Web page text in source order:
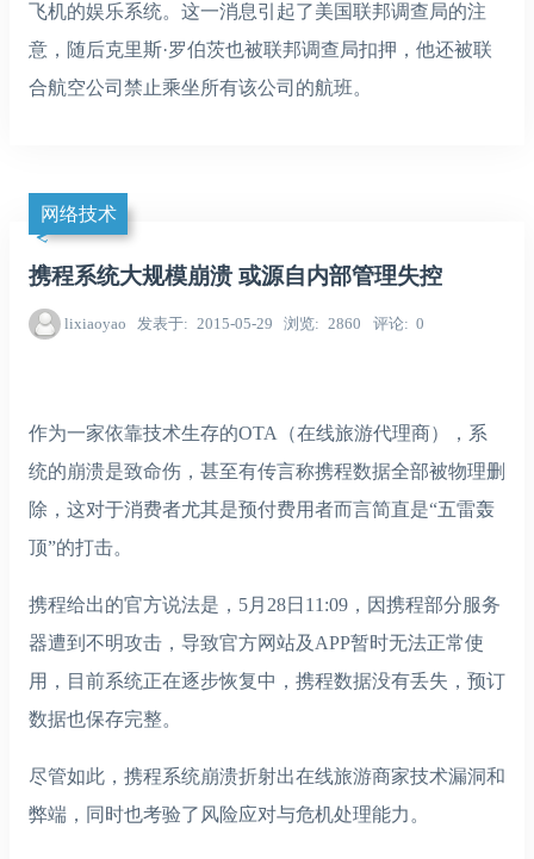
飞机的娱乐系统。这一消息引起了美国联邦调查局的注
意，随后克里斯·罗伯茨也被联邦调查局扣押，他还被联
合航空公司禁止乘坐所有该公司的航班。
网络技术
携程系统大规模崩溃 或源自内部管理失控
lixiaoyao 发表于 2015-05-29 浏览 2860 评论 0
作为一家依靠技术生存的OTA（在线旅游代理商），系
统的崩溃是致命伤，甚至有传言称携程数据全部被物理删
除，这对于消费者尤其是预付费用者而言简直是“五雷轰
顶”的打击。
携程给出的官方说法是，5月28日11:09，因携程部分服务
器遭到不明攻击，导致官方网站及APP暂时无法正常使
用，目前系统正在逐步恢复中，携程数据没有丢失，预订
数据也保存完整。
尽管如此，携程系统崩溃折射出在线旅游商家技术漏洞和
弊端，同时也考验了风险应对与危机处理能力。